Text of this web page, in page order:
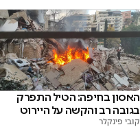
האסון בחיפה: הטיל התפרק
בגובה רב והקשה על היירוט
קובי פינקלר